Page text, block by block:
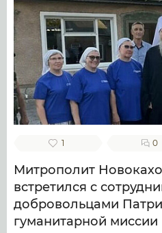
1 0
Митрополит
встретился с
добровольцами
гуманитарной миссии